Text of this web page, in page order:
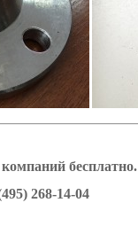
бесплатно.
268-14-04